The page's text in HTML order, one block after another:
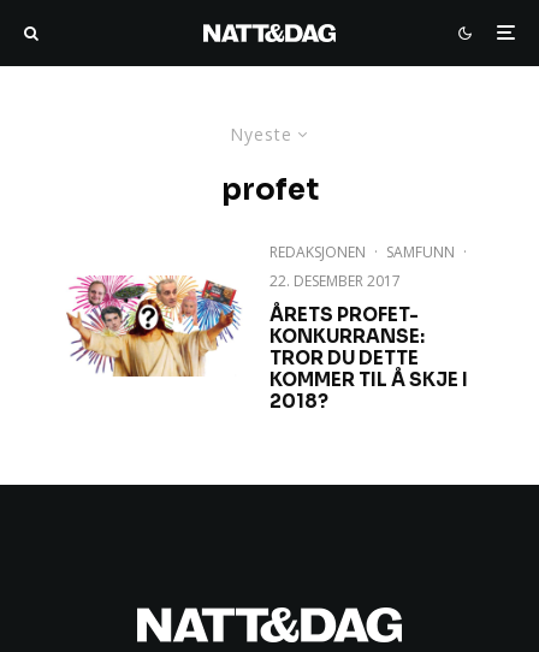
Nyeste
profet
REDAKSJONEN · SAMFUNN ·
22. DESEMBER 2017
ÅRETS PROFET-
KONKURRANSE:
TROR DU DETTE
KOMMER TIL Å SKJE I
2018?